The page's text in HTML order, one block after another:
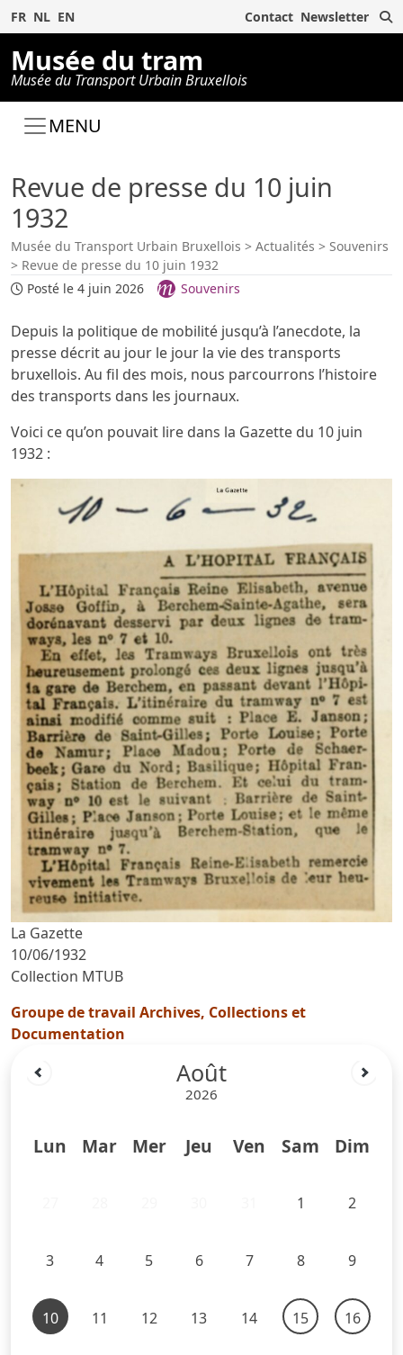
FR NL EN Contact Newsletter
Musée du tram
Musée du Transport Urbain Bruxellois
MENU
Revue de presse du 10 juin
1932
Musée du Transport Urbain Bruxellois > Actualités > Souvenirs
> Revue de presse du 10 juin 1932
Posté le 4 juin 2026
Souvenirs
Depuis la politique de mobilité jusqu’à l’anecdote, la
presse décrit au jour le jour la vie des transports
bruxellois. Au fil des mois, nous parcourrons l’histoire
des transports dans les journaux.
Voici ce qu’on pouvait lire dans la Gazette du 10 juin
1932 :
La Gazette
10/06/1932
Collection MTUB
Groupe de travail Archives, Collections et
Documentation
Août
2026
Lun Mar Mer Jeu Ven Sam Dim
1 2
3 4 5 6 7 8 9
10 11 12 13 14 15 16